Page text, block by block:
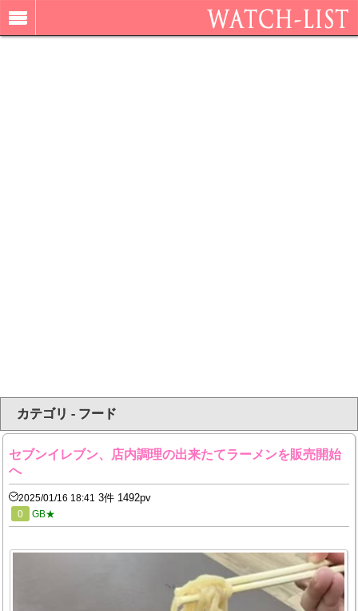
カテゴリ - フード
セブンイレブン、店内調理の出来たてラーメンを販売開始
へ
2025/01/16 18:41 3件 1492pv
0 GB★